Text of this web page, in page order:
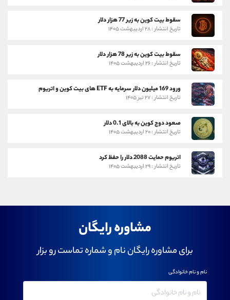
سقوط بیت کوین به زیر 77 هزار دلار
تاریخ انتشار : ۲۸ اردیبهشت ۱۴۰۵
سقوط بیت کوین به زیر 78 هزار دلار
تاریخ انتشار : ۲۶ اردیبهشت ۱۴۰۵
ورود 169 میلیون دلار سرمایه به ETF های بیت کوین و اتریوم
تاریخ انتشار : ۲۷ تیر ۱۴۰۵
صعود دوج کوین به بالای 0.1 دلار
تاریخ انتشار : ۲۰ اردیبهشت ۱۴۰۵
اتریوم حمایت 2088 دلار را حفظ کرد
تاریخ انتشار : ۲۹ اردیبهشت ۱۴۰۵
مشاوره رایگان
برای مشاوره رایگان نام و شماره تماست رو بزار
نام و نام خانوادگی